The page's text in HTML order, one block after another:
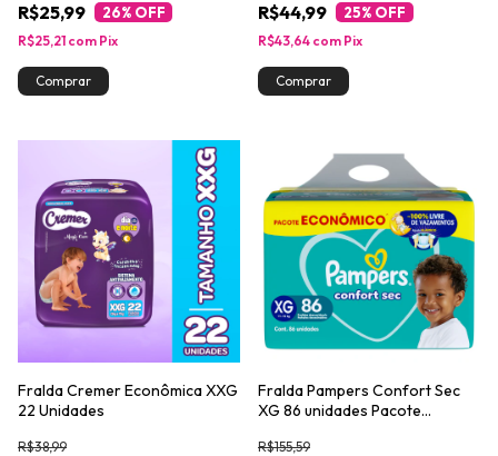
R$25,99 26% OFF
R$25,21 com Pix
R$44,99 25% OFF
R$43,64 com Pix
Fralda Cremer Econômica XXG
22 Unidades
R$38,99
Fralda Pampers Confort Sec
XG 86 unidades Pacote
R$155,59